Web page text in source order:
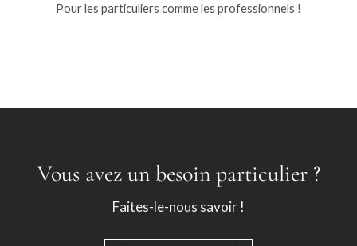
Pour les particuliers comme les professionnels !
Vous avez un besoin particulier ?
Faites-le-nous savoir !